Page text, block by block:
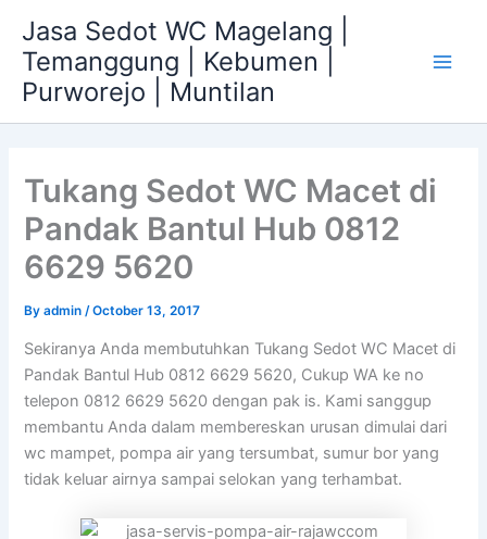
content
Jasa Sedot WC Magelang |
Temanggung | Kebumen |
Purworejo | Muntilan
Tukang Sedot WC Macet di
Pandak Bantul Hub 0812
6629 5620
Byadmin/October 13, 2017
Sekiranya Anda membutuhkan Tukang Sedot WC Macet di
Pandak Bantul Hub 0812 6629 5620, Cukup WA ke no
telepon 0812 6629 5620 dengan pak is. Kami sanggup
membantu Anda dalam membereskan urusan dimulai dari
wc mampet, pompa air yang tersumbat, sumur bor yang
tidak keluar airnya sampai selokan yang terhambat.